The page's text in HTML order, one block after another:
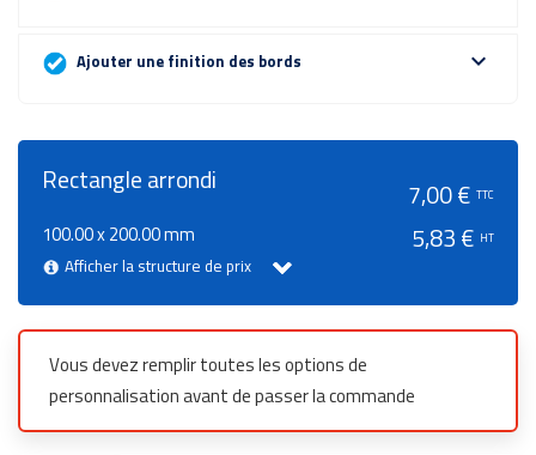
Ajouter une finition des bords expand_more
Rectangle arrondi
100.00 x 200.00 mm
Afficher la structure de prix
7,00 € TTC
5,83 € HT
Vous devez remplir toutes les options de
personnalisation avant de passer la commande